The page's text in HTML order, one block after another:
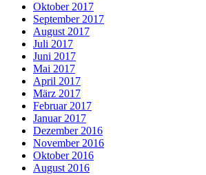
Oktober 2017
September 2017
August 2017
Juli 2017
Juni 2017
Mai 2017
April 2017
März 2017
Februar 2017
Januar 2017
Dezember 2016
November 2016
Oktober 2016
August 2016